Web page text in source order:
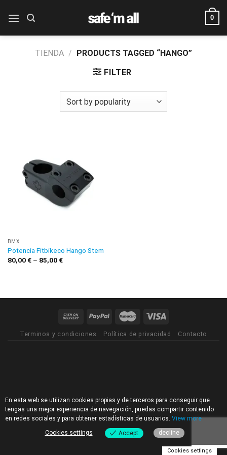
0
TIENDA / PRODUCTS TAGGED “HANGO”
FILTER
BMX
Potencia Fitbikeco Hango Stem
80,00€– 85,00€
Terminos y condiciones Política de privacidad Contacto
En esta web se utilizan cookies propias y de terceros para conseguir que
tengas una mejor experiencia de navegación, puedas compartir contenido
en redes sociales y para obtener estadísticas de usuarios. View more
Cookies settings
Accept decline
Cookies settings